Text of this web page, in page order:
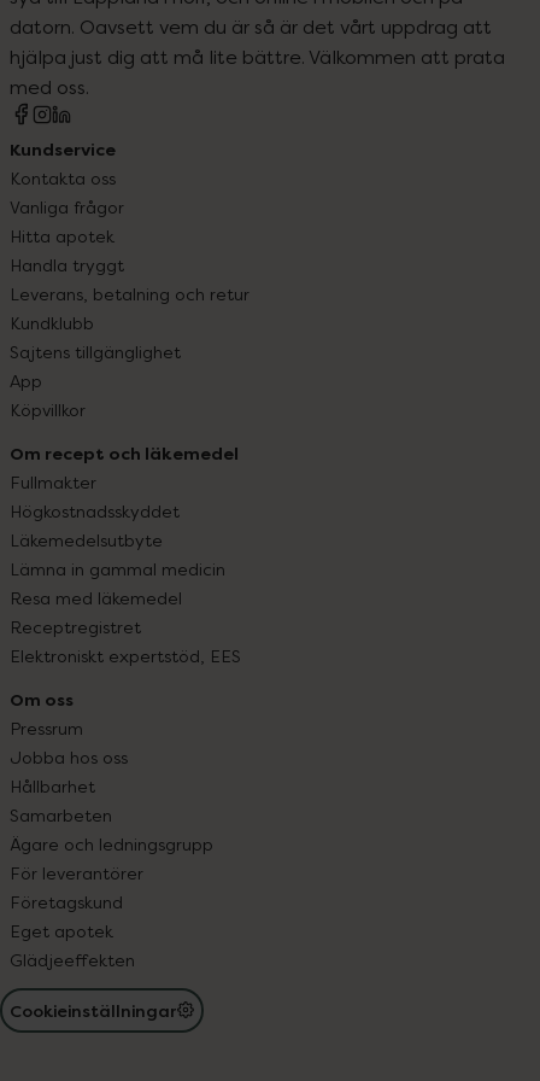
datorn. Oavsett vem du är så är det vårt uppdrag att
hjälpa just dig att må lite bättre. Välkommen att prata
med oss.
Kundservice
Kontakta oss
Vanliga frågor
Hitta apotek
Handla tryggt
Leverans, betalning och retur
Kundklubb
Sajtens tillgänglighet
App
Köpvillkor
Om recept och läkemedel
Fullmakter
Högkostnadsskyddet
Läkemedelsutbyte
Lämna in gammal medicin
Resa med läkemedel
Receptregistret
Elektroniskt expertstöd, EES
Om oss
Pressrum
Jobba hos oss
Hållbarhet
Samarbeten
Ägare och ledningsgrupp
För leverantörer
Företagskund
Eget apotek
Glädjeeffekten
Cookieinställningar